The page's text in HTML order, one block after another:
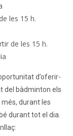
les 15 h.
de les 15 h.
d’oferir-
del bàdminton els
durant les
durant tot el dia.